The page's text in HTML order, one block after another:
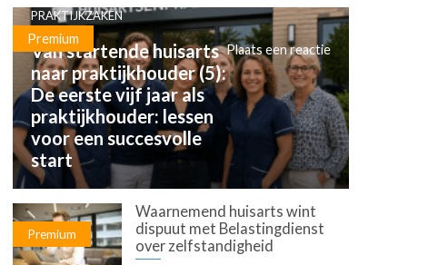
Premium
PRAKTIJKZAKEN
Van startende huisarts
naar praktijkhouder (5):
De eerste vijf jaar als
praktijkhouder: lessen
voor een succesvolle
start
Plaats een reactie
Premium
Waarnemend huisarts wint
dispuut met Belastingdienst
over zelfstandigheid